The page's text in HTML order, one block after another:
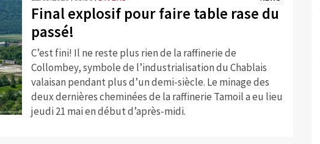
Final explosif pour faire table rase du
passé!
C’est fini! Il ne reste plus rien de la raffinerie de
Collombey, symbole de l’industrialisation du Chablais
valaisan pendant plus d’un demi-siècle. Le minage des
deux dernières cheminées de la raffinerie Tamoil a eu lieu
jeudi 21 mai en début d’après-midi.